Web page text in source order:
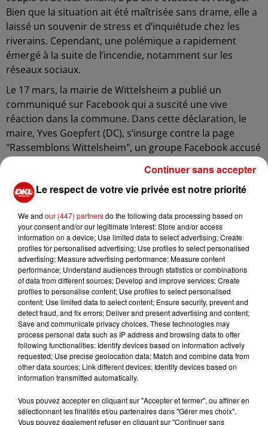
Bien que la situation ait été maîtrisée sans drame, elle a
laissé un souvenir de stress et d’inquiétude chez les
riverains. Cependant, une polémique a rapidement
émergé à la suite de l’incendie, notamment sur les
réseaux sociaux.
Le 17 mars, la mairie de Wittelsheim a publié un
communiqué sur Facebook qui a suscité une vive
réaction dans la commune. Dans cette déclaration, le
maire, Yves Goepfert (DC), s’insurge contre la page
"Rassemblons Wittelsheim", un groupe Facebook accusé
de diffuser de "grossiers mensonges" concernant la
gestion de l’incendie par la municipalité. Un post
particulier, supprimé depuis, avait critiqué le manque de
réactivité de la mairie pour reloger la famille sinistrée, ce
que le maire a fermement démenti. Il a précisé qu’il
s'était rendu sur les lieux dès le 9 mars pour rencontrer
les victimes.
Yves Goepfert a réagi en soulignant que la mairie n’avait
jamais fermé ses portes à la famille et que cette dernière
avait été invitée à se rendre à la mairie pour toute aide
nécessaire. "J’ai donné mon numéro de téléphone
personnel afin qu’ils puissent me joindre à tout
moment", a-t-il précisé. Il a aussi ajouté que la famille
avait pu retrouver son logement dès le lendemain de
l’incendie, et qu'ils avaient choisi de vivre dans leur
caravane de manière autonome, en raison de leurs
animaux de compagnie.
En réponse, la page "Rassemblons Wittelsheim" a publié
Le respect de votre vie privée est notre priorité
We and our (447) partnersdo the following data processing based on
your consent and/or our legitimate interest: Store and/or access
information on a device; Use limited data to select advertising; Create
profiles for personalised advertising; Use profiles to select personalised
advertising; Measure advertising performance; Measure content
performance; Understand audiences through statistics or combinations
of data from different sources; Develop and improve services; Create
profiles to personalise content; Use profiles to select personalised
content; Use limited data to select content; Ensure security, prevent and
detect fraud, and fix errors; Deliver and present advertising and content;
Save and communicate privacy choices. These technologies may
process personal data such as IP address and browsing data to offer
following functionalities: Identify devices based on information actively
requested; Use precise geolocation data; Match and combine data from
other data sources; Link different devices; Identify devices based on
information transmitted automatically.
Vous pouvez accepter en cliquant sur "Accepter et fermer", ou affiner en
sélectionnant les finalités et/ou partenaires dans "Gérer mes choix".
Vous pouvez également refuser en cliquant sur "Continuer sans
Continuer sans accepter